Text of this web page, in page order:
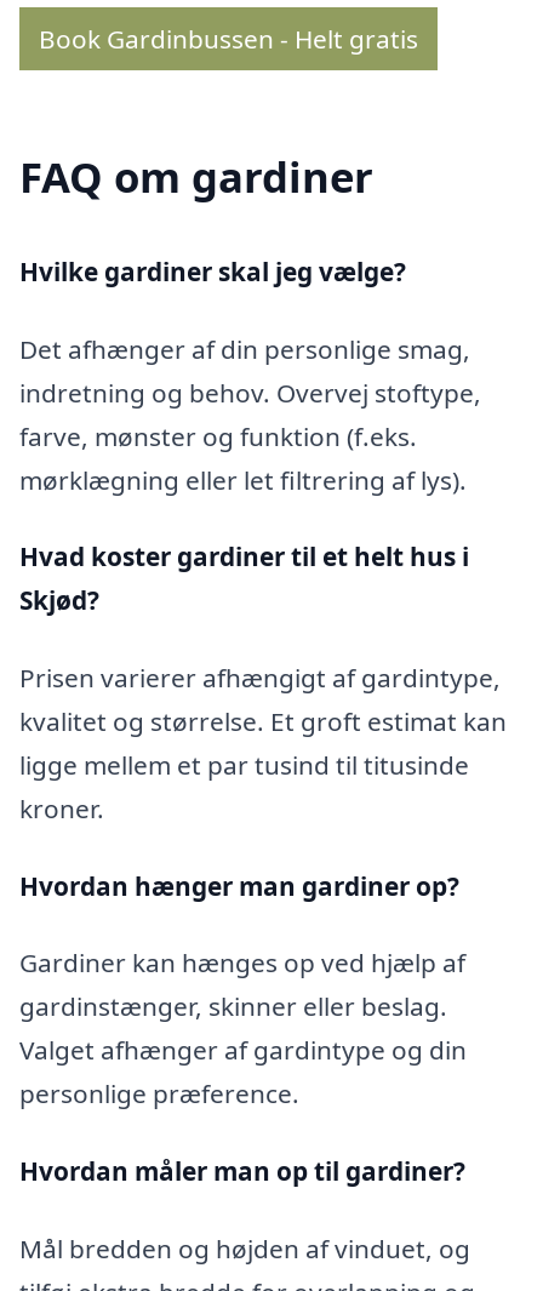
Book Gardinbussen - Helt gratis
FAQ om gardiner
Hvilke gardiner skal jeg vælge?
Det afhænger af din personlige smag,
indretning og behov. Overvej stoftype,
farve, mønster og funktion (f.eks.
mørklægning eller let filtrering af lys).
Hvad koster gardiner til et helt hus i
Skjød?
Prisen varierer afhængigt af gardintype,
kvalitet og størrelse. Et groft estimat kan
ligge mellem et par tusind til titusinde
kroner.
Hvordan hænger man gardiner op?
Gardiner kan hænges op ved hjælp af
gardinstænger, skinner eller beslag.
Valget afhænger af gardintype og din
personlige præference.
Hvordan måler man op til gardiner?
Mål bredden og højden af vinduet, og